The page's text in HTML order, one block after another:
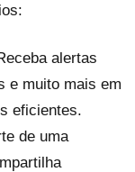
alertas
e muito mais em
eficientes.
de uma